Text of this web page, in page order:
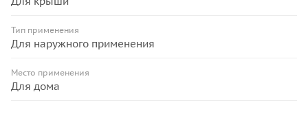
Тип применения
Для наружного применения
Место применения
Для дома